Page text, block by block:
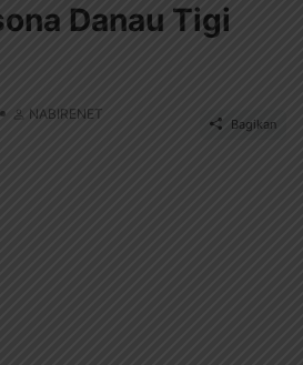
Danau Tigi
NABIRENET
Bagikan